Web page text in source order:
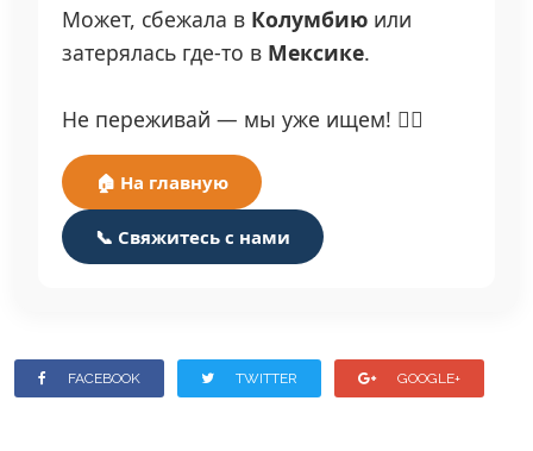
Может, сбежала в Колумбию или
затерялась где-то в Мексике.
Не переживай — мы уже ищем! 🕵️‍♂️
🏠 На главную
📞 Свяжитесь с нами
FACEBOOK TWITTER GOOGLE+